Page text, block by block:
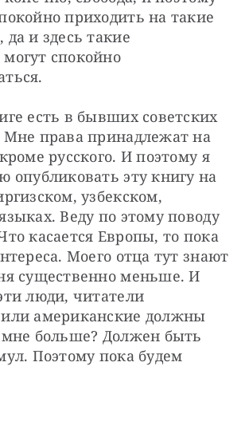
приходить на такие
и здесь такие
спокойно
есть в бывших советских
Мне права принадлежат на
русского. И поэтому я
опубликовать эту книгу на
узбекском,
Веду по этому поводу
касается Европы, то пока
Моего отца тут знают
существенно меньше. И
люди, читатели
или американские должны
мне больше? Должен быть
Поэтому пока будем